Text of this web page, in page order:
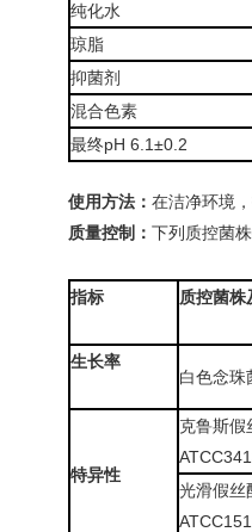
纯化水
琼脂
抑菌剂
混合色素
最终pH 6.1±0.2
使用方法： 在洁净环境
质量控制： 下列质控菌
指标 质控菌株
生长率
白色念珠
特异性
克鲁斯假
光滑假丝